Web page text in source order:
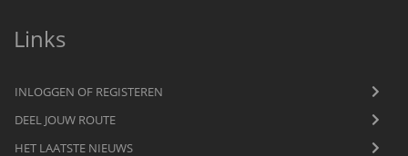
Links
INLOGGEN OF REGISTEREN
DEEL JOUW ROUTE
HET LAATSTE NIEUWS